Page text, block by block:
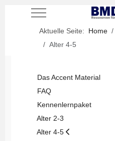
Mobile Menu Toggle
Aktuelle Seite: Home
Alter 4-5
Das Accent Material
FAQ
Kennenlernpaket
Alter 2-3
Alter 4-5